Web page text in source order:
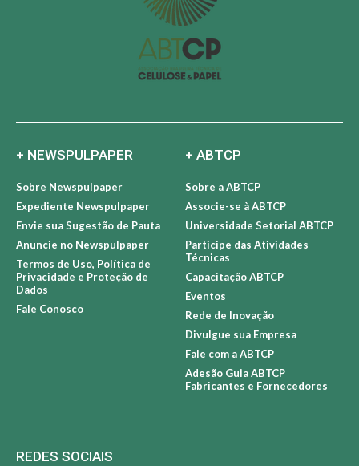
+ NEWSPULPAPER
Sobre Newspulpaper
Expediente Newspulpaper
Envie sua Sugestão de Pauta
Anuncie no Newspulpaper
Termos de Uso, Política de
Privacidade e Proteção de
Dados
Fale Conosco
+ ABTCP
Sobre a ABTCP
Associe-se à ABTCP
Universidade Setorial ABTCP
Participe das Atividades
Técnicas
Capacitação ABTCP
Eventos
Rede de Inovação
Divulgue sua Empresa
Fale com a ABTCP
Adesão Guia ABTCP
Fabricantes e Fornecedores
REDES SOCIAIS